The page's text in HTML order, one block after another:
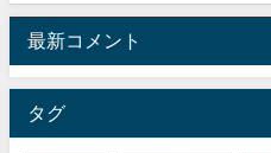
最新コメント
タグ